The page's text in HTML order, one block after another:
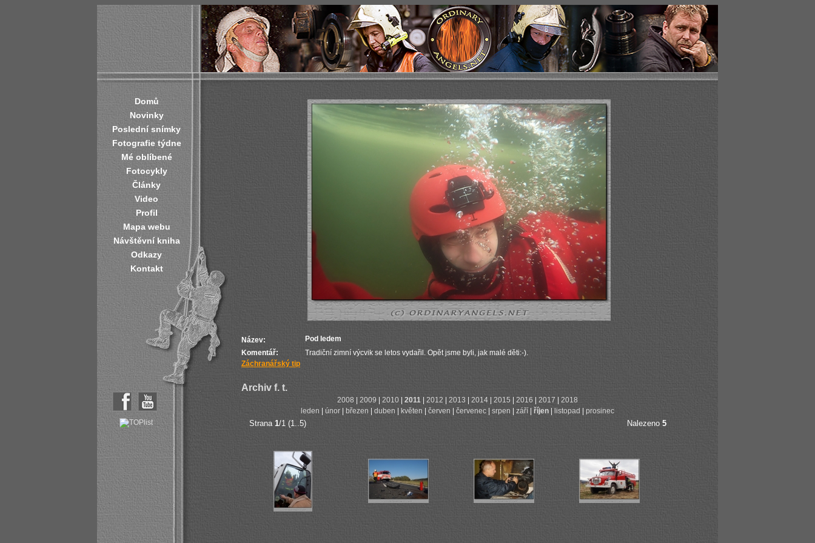
Domů
Novinky
Poslední snímky
Fotografie týdne
Mé oblíbené
Fotocykly
Články
Video
Profil
Mapa webu
Návštěvní kniha
Odkazy
Kontakt
Název:
Pod ledem
Komentář:
Tradiční zimní výcvik se letos vydařil. Opět jsme byli, jak malé děti:-).
Záchranářský tip
Archiv f. t.
2008 2009 2010| 2011 2012 2013 2014| 2015 2016 2017
2018
leden
únor| březen duben květen červen červenec| srpen září| říjen listopad prosinec
Strana 1/1 (1..5) Nalezeno 5